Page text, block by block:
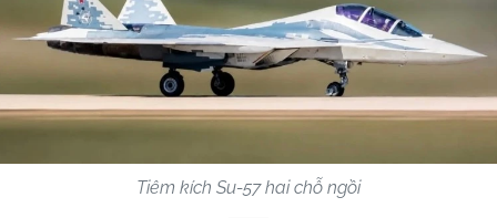
Tiêm kích Su-57 hai chỗ ngồi